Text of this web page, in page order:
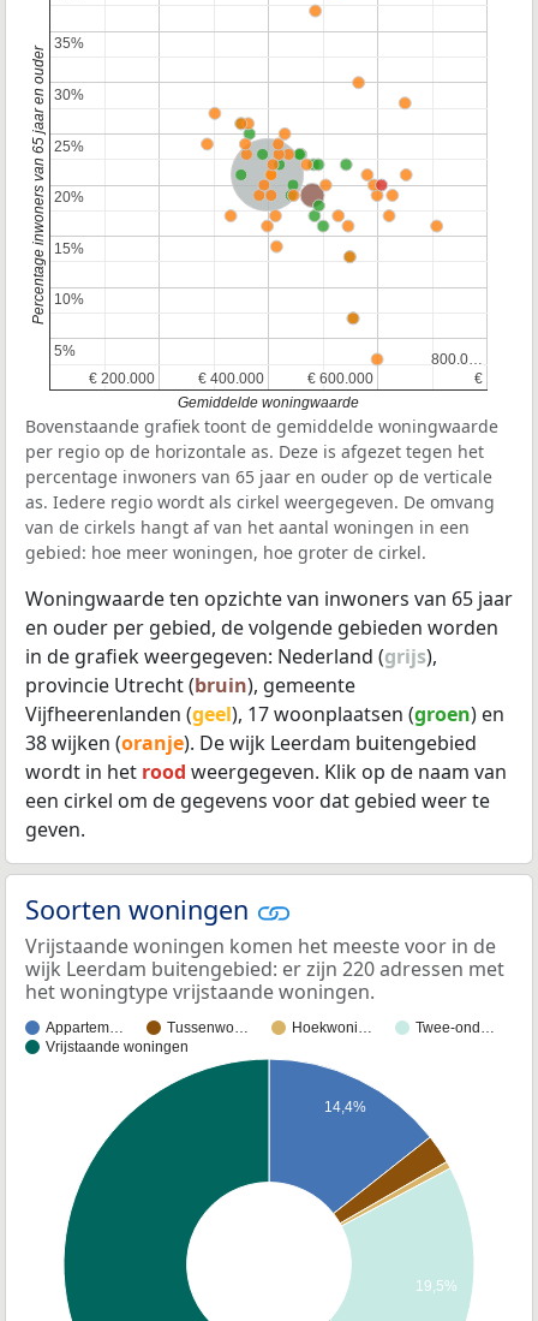
Nederland
Provincie Utrecht
€ 200.000
€ 200.000 € 400.000
€ 400.000 € 600.000
€ 600.000 €
€
800.0…
800.0…
5%
5%
10%
10%
15%
15%
20%
20%
25%
25%
30%
30%
35%
35%
Gemiddelde woningwaarde
Percentage inwoners van 65 jaar en ouder
Bovenstaande grafiek toont de gemiddelde woningwaarde
per regio op de horizontale as. Deze is afgezet tegen het
percentage inwoners van 65 jaar en ouder op de verticale
as. Iedere regio wordt als cirkel weergegeven. De omvang
van de cirkels hangt af van het aantal woningen in een
gebied: hoe meer woningen, hoe groter de cirkel.
Woningwaarde ten opzichte van inwoners van 65 jaar
en ouder per gebied, de volgende gebieden worden
in de grafiek weergegeven: Nederland (grijs),
provincie Utrecht (bruin), gemeente
Vijfheerenlanden (geel), 17 woonplaatsen (groen) en
38 wijken (oranje). De wijk Leerdam buitengebied
wordt in het rood weergegeven. Klik op de naam van
een cirkel om de gegevens voor dat gebied weer te
geven.
Soorten woningen
Vrijstaande woningen komen het meeste voor in de
wijk Leerdam buitengebied: er zijn 220 adressen met
het woningtype vrijstaande woningen.
Appartem… Tussenwo… Hoekwoni…
Twee-ond…
Vrijstaande woningen
14,4%
19,5%